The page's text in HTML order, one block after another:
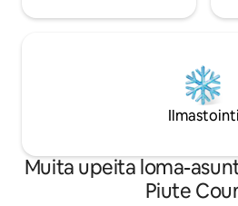
Ilmastointi
Muita upeita loma-
Piute